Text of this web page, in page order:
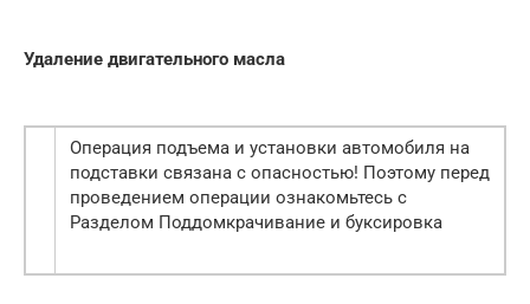
Удаление двигательного масла
Операция подъема и установки автомобиля на
подставки связана с опасностью! Поэтому перед
проведением операции ознакомьтесь с
Разделом Поддомкрачивание и буксировка